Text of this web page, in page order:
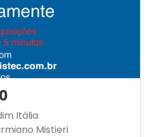
Itália
Mistieri